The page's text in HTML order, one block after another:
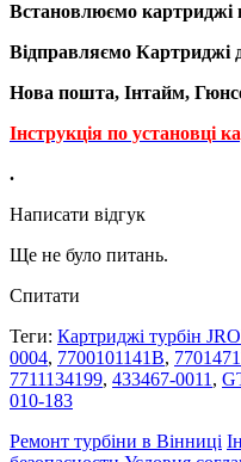
Встановлюємо картриджі
Відправляємо Картриджі
Нова пошта, Інтайм,
Інструкція по установці
.
Написати відгук
Ще не було питань.
Спитати
Теги: Картриджі турбін
0004, 7700101141B,
7711134199, 433467-0011 ,
010-183
Ремонт турбіни в Вінниці